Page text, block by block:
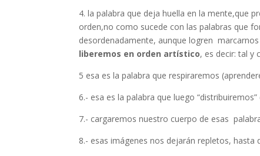
4. la palabra que deja huella en la mente,que
orden,no como sucede con las palabras que
desordenadamente, aunque logren
liberemos en orden artístico, es decir: tal y
5 esa es la palabra que respiraremos
6.- esa es la palabra que luego
7.- cargaremos nuestro cuerpo de esas
8.- esas imágenes nos dejarán repletos,